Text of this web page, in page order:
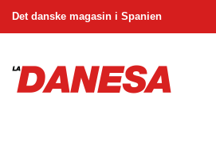
Det danske magasin i Spanien